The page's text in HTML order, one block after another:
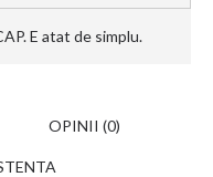
E atat de simplu.
OPINII (0)